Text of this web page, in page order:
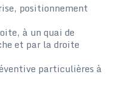
positionnement
à un quai de
et par la droite
particulières à